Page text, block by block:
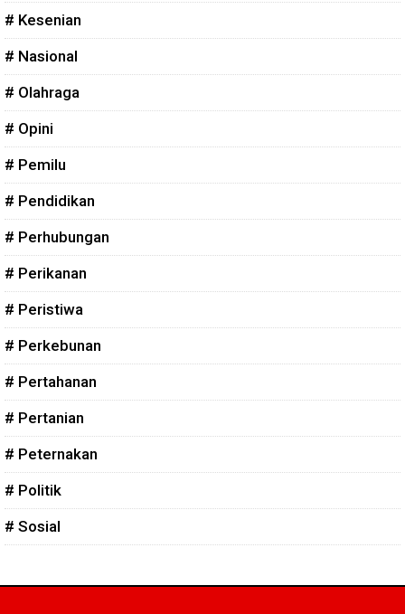
# Kesenian
# Nasional
# Olahraga
# Opini
# Pemilu
# Pendidikan
# Perhubungan
# Perikanan
# Peristiwa
# Perkebunan
# Pertahanan
# Pertanian
# Peternakan
# Politik
# Sosial